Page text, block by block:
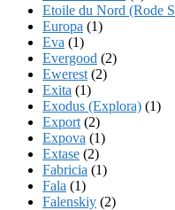
Etoile du Nord (Rode
Europa (1)
Eva (1)
Evergood (2)
Ewerest (2)
Exita (1)
Exodus (Explora) (1)
Export (2)
Expova (1)
Extase (2)
Fabricia (1)
Fala (1)
Falenskiy (2)